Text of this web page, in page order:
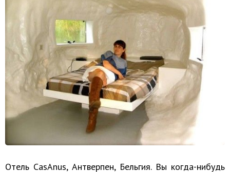
Отель CasAnus, Антверпен, Бельгия. Вы когда-нибудь